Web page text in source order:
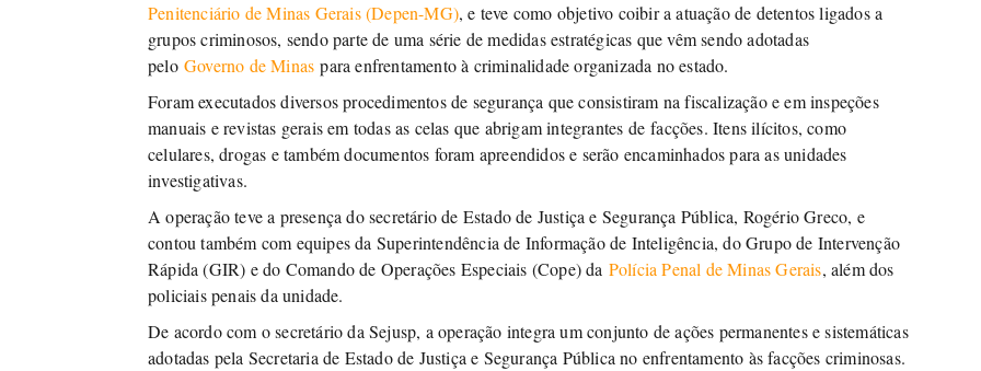
Penitenciário de Minas Gerais (Depen-MG), e teve como objetivo coibir a atuação de detentos ligados a
grupos criminosos, sendo parte de uma série de medidas estratégicas que vêm sendo adotadas
pelo Governo de Minas para enfrentamento à criminalidade organizada no estado.
Foram executados diversos procedimentos de segurança que consistiram na fiscalização e em inspeções
manuais e revistas gerais em todas as celas que abrigam integrantes de facções. Itens ilícitos, como
celulares, drogas e também documentos foram apreendidos e serão encaminhados para as unidades
investigativas.
A operação teve a presença do secretário de Estado de Justiça e Segurança Pública, Rogério Greco, e
contou também com equipes da Superintendência de Informação de Inteligência, do Grupo de Intervenção
Rápida (GIR) e do Comando de Operações Especiais (Cope) da Polícia Penal de Minas Gerais, além dos
policiais penais da unidade.
De acordo com o secretário da Sejusp, a operação integra um conjunto de ações permanentes e sistemáticas
adotadas pela Secretaria de Estado de Justiça e Segurança Pública no enfrentamento às facções criminosas.